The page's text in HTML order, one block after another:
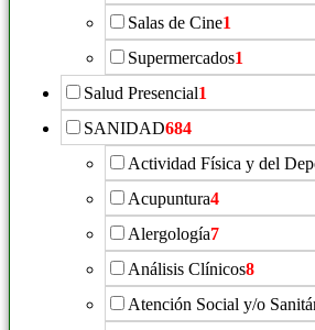
Salas de Cine1
Supermercados1
Salud Presencial1
SANIDAD684
Actividad Física y del
Acupuntura4
Alergología7
Análisis Clínicos8
Atención Social y/o